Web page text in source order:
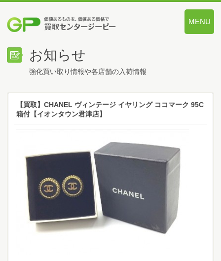
MENU
お知らせ
強化買い取り情報や各店舗の入荷情報
【買取】CHANEL ヴィンテージ イヤリング ココマーク 95C
箱付【イオンタウン君津店】